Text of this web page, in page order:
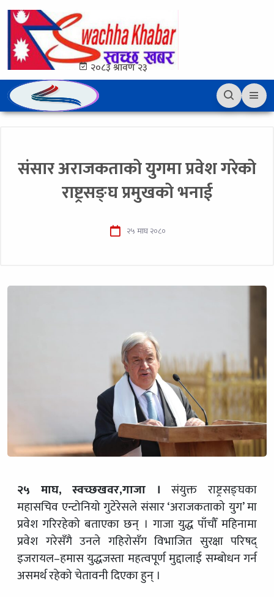
२०८३ श्रावण २३
संसार अराजकताको युगमा प्रवेश गरेको
राष्ट्रसङ्घ प्रमुखको भनाई
२५ माघ २०८०
२५ माघ, स्वच्छखवर,गाजा ।संयुक्त राष्ट्रसङ्घका
महासचिव एन्टोनियो गुटेरेसले संसार ‘अराजकताको युग’ मा
प्रवेश गरिरहेको बताएका छन् । गाजा युद्ध पाँचौँ महिनामा
प्रवेश गरेसँगै उनले गहिरोसँग विभाजित सुरक्षा परिषद्
इजरायल–हमास युद्धजस्ता महत्वपूर्ण मुद्दालाई सम्बोधन गर्न
असमर्थ रहेको चेतावनी दिएका हुन् ।